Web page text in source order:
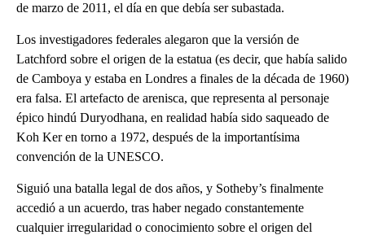
de marzo de 2011, el día en que debía ser subastada.
Los investigadores federales alegaron que la versión de
Latchford sobre el origen de la estatua (es decir, que había salido
de Camboya y estaba en Londres a finales de la década de 1960)
era falsa. El artefacto de arenisca, que representa al personaje
épico hindú Duryodhana, en realidad había sido saqueado de
Koh Ker en torno a 1972, después de la importantísima
convención de la UNESCO.
Siguió una batalla legal de dos años, y Sotheby’s finalmente
accedió a un acuerdo, tras haber negado constantemente
cualquier irregularidad o conocimiento sobre el origen del